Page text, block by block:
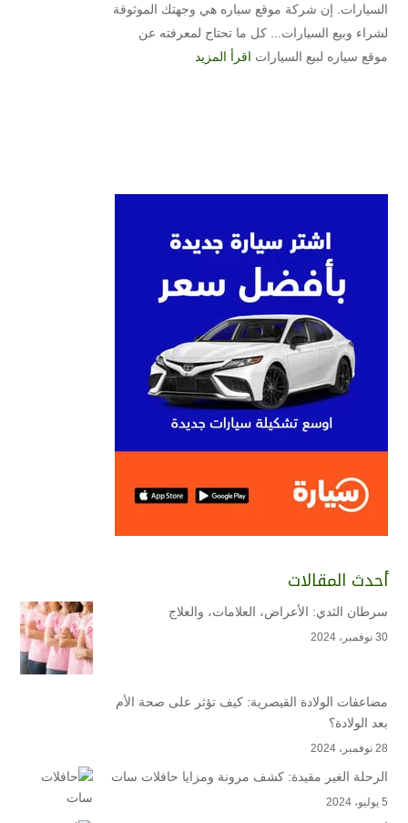
السيارات. إن شركة موقع سياره هي وجهتك الموثوقة
لشراء وبيع السيارات... كل ما تحتاج لمعرفته عن
موقع سياره لبيع السيارات اقرأ المزيد
أحدث المقالات
سرطان الثدي: الأعراض، العلامات، والعلاج
30 نوفمبر، 2024
مضاعفات الولادة القيصرية: كيف تؤثر على صحة الأم
بعد الولادة؟
28 نوفمبر، 2024
الرحلة الغير مقيدة: كشف مرونة ومزايا حافلات سات
5 يوليو، 2024